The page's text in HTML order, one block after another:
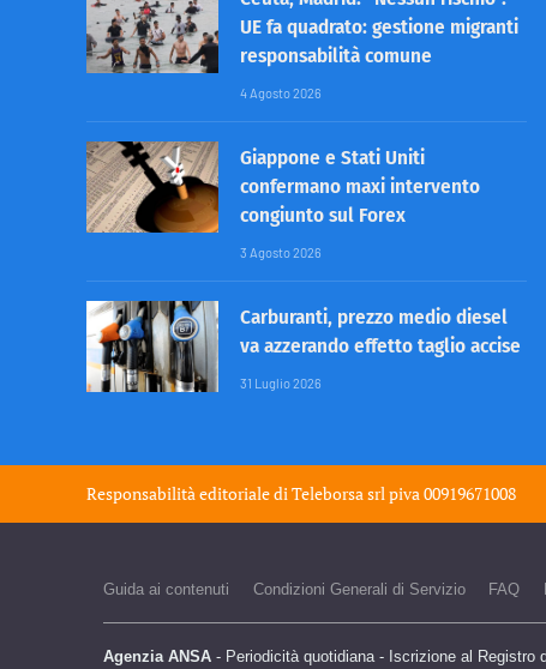
UE fa quadrato: gestione migranti
responsabilità comune
4 Agosto 2026
Giappone e Stati Uniti
confermano maxi intervento
congiunto sul Forex
3 Agosto 2026
Carburanti, prezzo medio diesel
va azzerando effetto taglio accise
31 Luglio 2026
Responsabilità editoriale diTeleborsa srlpiva 00919671008
Guida ai contenuti Condizioni Generali di Servizio FAQ
Agenzia ANSA - Periodicità quotidiana - Iscrizione al Registro